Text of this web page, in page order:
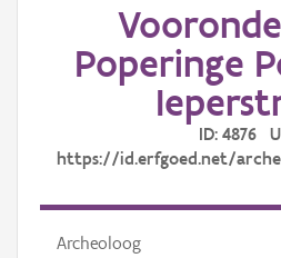
Poperinge
ID: 4876
https://id.erfgoed.net/
Archeoloog